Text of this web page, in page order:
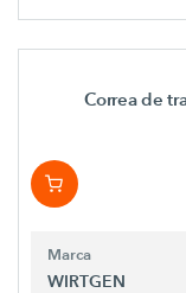
Correa de
Marca
WIRTGEN